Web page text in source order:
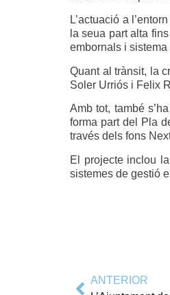
L’actuació a
la seua part alta
embornals i sistema
Quant al trànsit, la
Soler Urriós i Felix
Amb tot, també
forma part del Pla
través dels fons
El projecte inclou
sistemes de gestió
ANTERIOR